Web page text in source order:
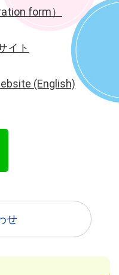
4/20, 4/27 各月曜日の
簡単に参加できますの
ください！お申し込みは
いて、日本政府や神奈川県
ますので、お気軽にお問
いね！
くでMusic Together
お越しください！ 3月23日
11:00-11:45 「黒門カルチ
form）
イト
(English)
せ